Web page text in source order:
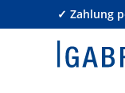
✓ Zahlung